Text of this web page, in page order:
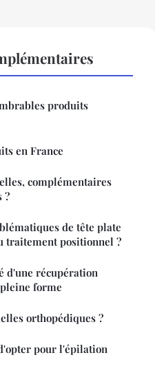
produits
en France
complémentaires
?
de tête plate
traitement positionnel ?
d'une récupération
forme
orthopédiques ?
pour l'épilation